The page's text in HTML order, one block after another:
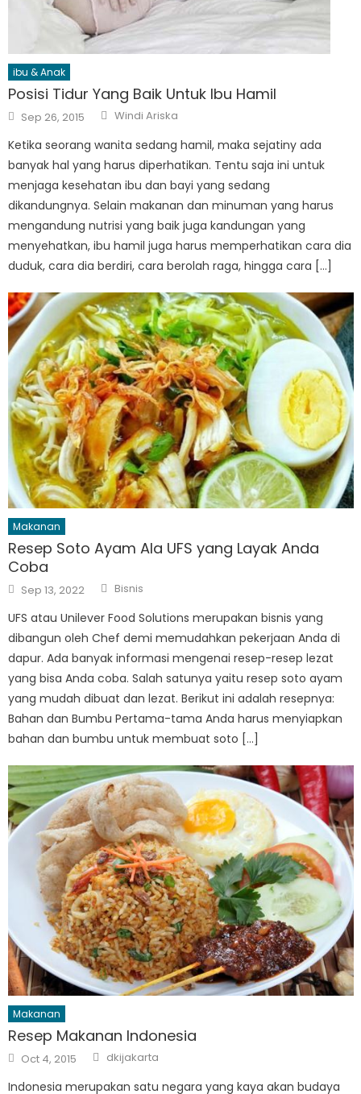
ibu & Anak
Posisi Tidur Yang Baik Untuk Ibu Hamil
Posted
on
Sep 26, 2015 Author
Windi Ariska
Ketika seorang wanita sedang hamil, maka sejatiny ada
banyak hal yang harus diperhatikan. Tentu saja ini untuk
menjaga kesehatan ibu dan bayi yang sedang
dikandungnya. Selain makanan dan minuman yang harus
mengandung nutrisi yang baik juga kandungan yang
menyehatkan, ibu hamil juga harus memperhatikan cara dia
duduk, cara dia berdiri, cara berolah raga, hingga cara […]
Makanan
Resep Soto Ayam Ala UFS yang Layak Anda
Coba
Posted
on
Sep 13, 2022 Author
Bisnis
UFS atau Unilever Food Solutions merupakan bisnis yang
dibangun oleh Chef demi memudahkan pekerjaan Anda di
dapur. Ada banyak informasi mengenai resep-resep lezat
yang bisa Anda coba. Salah satunya yaitu resep soto ayam
yang mudah dibuat dan lezat. Berikut ini adalah resepnya:
Bahan dan Bumbu Pertama-tama Anda harus menyiapkan
bahan dan bumbu untuk membuat soto […]
Makanan
Resep Makanan Indonesia
Posted
on
Oct 4, 2015 Author
dkijakarta
Indonesia merupakan satu negara yang kaya akan budaya